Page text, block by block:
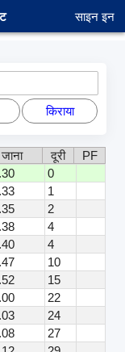
साइन इन
किराया
जाना दूरी
PF
0
1
2
4
4
10
15
22
24
27